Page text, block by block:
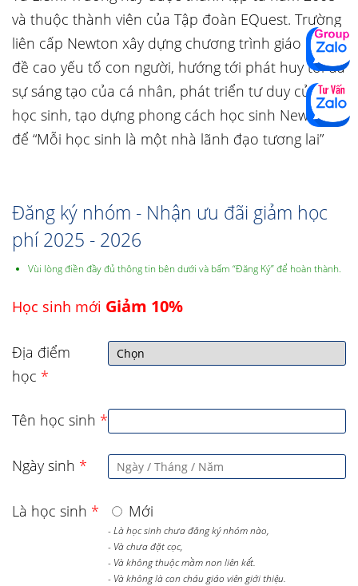
và thuộc thành viên của Tập đoàn EQuest. Trường
liên cấp Newton xây dựng chương trình giáo dục
đề cao yếu tố con người, hướng tới phát huy tối đa
sự sáng tạo của cá nhân, phát triển tư duy của
học sinh, tạo dựng phong cách học sinh Newton
để “Mỗi học sinh là một nhà lãnh đạo tương lai”
Đăng ký nhóm - Nhận ưu đãi giảm học
phí 2025 - 2026
Vùi lòng điền đầy đủ thông tin bên dưới và bấm “Đăng Ký” để hoàn thành.
Học sinh mới Giảm 10%
Địa điểm
học *
Tên học sinh *
Ngày sinh *
Là học sinh * Mới
- Là học sinh chưa đăng ký nhóm nào,
- Và chưa đặt cọc,
- Và không thuộc mầm non liên kết.
- Và không là con cháu giáo viên giới thiệu.